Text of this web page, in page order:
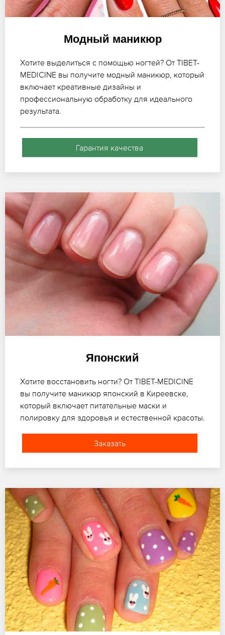
Модный маникюр
Хотите выделиться с помощью ногтей? От TIBET-
MEDICINE вы получите модный маникюр, который
включает креативные дизайны и
профессиональную обработку для идеального
результата.
Гарантия качества
Японский
Хотите восстановить ногти? От TIBET-MEDICINE
вы получите маникюр японский в Киреевске,
который включает питательные маски и
полировку для здоровья и естественной красоты.
Заказать